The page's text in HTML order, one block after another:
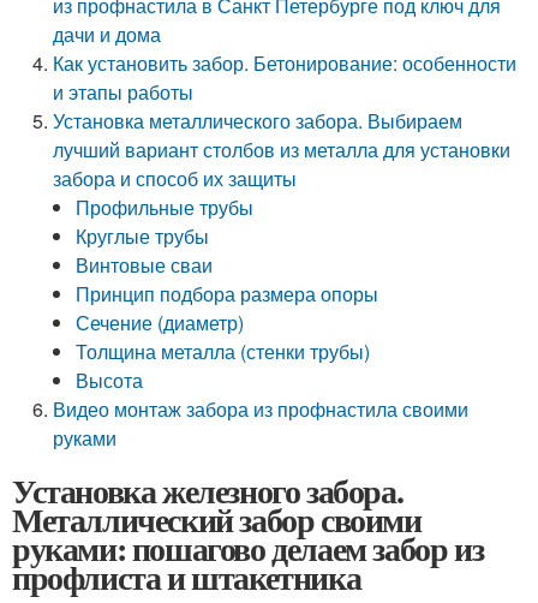
дачи и дома
Как установить забор. Бетонирование: особенности
и этапы работы
Установка металлического забора. Выбираем
лучший вариант столбов из металла для установки
забора и способ их защиты
Профильные трубы
Круглые трубы
Винтовые сваи
Принцип подбора размера опоры
Сечение (диаметр)
Толщина металла (стенки трубы)
Высота
Видео монтаж забора из профнастила своими
руками
Установка железного забора.
Металлический забор своими
руками: пошагово делаем забор из
профлиста и штакетника